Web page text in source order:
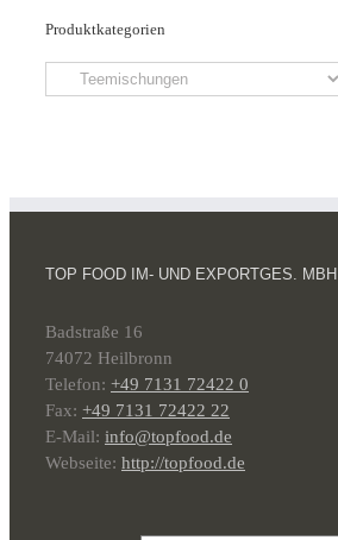
Produktkategorien
TOP FOOD IM- UND EXPORTGES. MBH
Badstraße 16
74072 Heilbronn
Telefon: +49 7131 72422 0
Fax: +49 7131 72422 22
E-Mail: info@topfood.de
Webseite: http://topfood.de